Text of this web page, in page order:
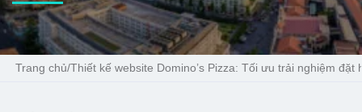
Trang chủ/Thiết kế website Domino’s Pizza: Tối ưu trải nghiệm đặt